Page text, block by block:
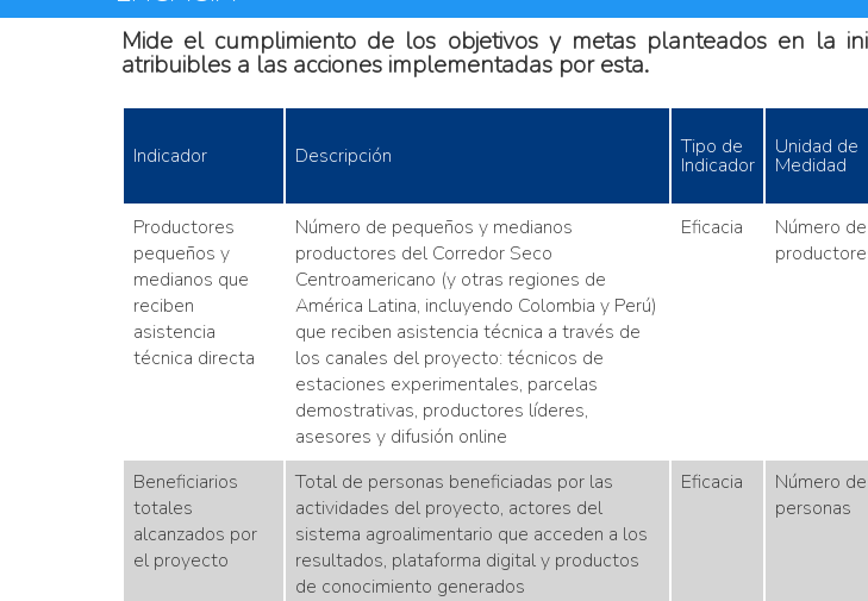
Mide el cumplimiento de los objetivos y metas planteados en la
atribuibles a las acciones implementadas por esta.
Indicador Descripción Tipo de
Indicador
Unidad de
Medidad
Productores
pequeños y
medianos que
reciben
asistencia
técnica directa
Número de pequeños y medianos
productores del Corredor Seco
Centroamericano (y otras regiones de
América Latina, incluyendo Colombia y Perú)
que reciben asistencia técnica a través de
los canales del proyecto: técnicos de
estaciones experimentales, parcelas
demostrativas, productores líderes,
asesores y difusión online
Eficacia
Número de
Beneficiarios
totales
alcanzados por
el proyecto
Total de personas beneficiadas por las
actividades del proyecto, actores del
sistema agroalimentario que acceden a los
resultados, plataforma digital y productos
de conocimiento generados
Eficacia
Número de
personas